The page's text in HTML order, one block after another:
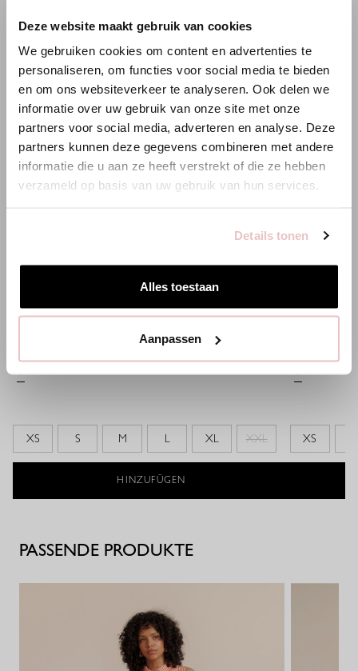
Deze website maakt gebruik van cookies
We gebruiken cookies om content en advertenties te
personaliseren, om functies voor social media te bieden
en om ons websiteverkeer te analyseren. Ook delen we
informatie over uw gebruik van onze site met onze
partners voor social media, adverteren en analyse. Deze
partners kunnen deze gegevens combineren met andere
informatie die u aan ze heeft verstrekt of die ze hebben
verzameld op basis van uw gebruik van hun services.
Details tonen
Alles toestaan
Aanpassen
HALLIE WAFFLE JACKET - ORCHID ORANGE
XS S M L XL XXL
HINZUFÜGEN
GRACE
XS
PASSENDE PRODUKTE
WILLKOMMEN BEI STUDIO
ANNELOES
Es scheint, dass du uns von einem anderen Land aus
Bist du am richtigen Ort?
Zur niederländischen Seite wechseln